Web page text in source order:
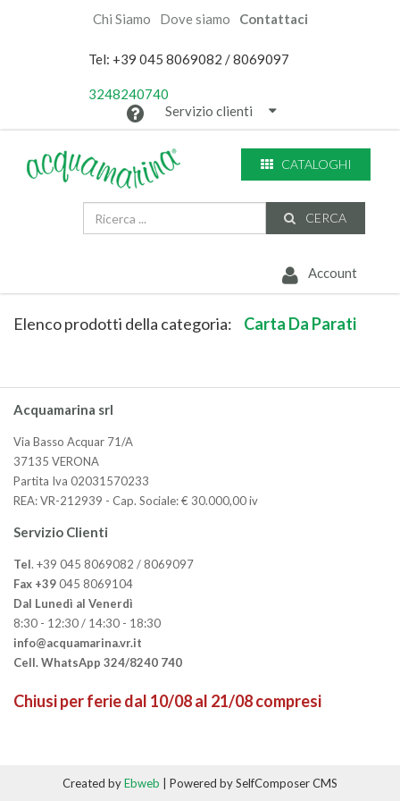
Chi Siamo Dove siamo Contattaci
Tel: +39 045 8069082 / 8069097
3248240740
Servizio clienti
CATALOGHI
CERCA
Account
Elenco prodotti della categoria: Carta Da Parati
Acquamarina srl
Via Basso Acquar 71/A
37135 VERONA
Partita Iva 02031570233
REA: VR-212939 - Cap. Sociale: € 30.000,00 iv
Servizio Clienti
Tel. +39 045 8069082 / 8069097
Fax +39045 8069104
Dal Lunedì al Venerdì
8:30 - 12:30 / 14:30 - 18:30
info@acquamarina.vr.it
Cell. WhatsApp 324/8240 740
Chiusi per ferie dal 10/08 al 21/08 compresi
Created byEbweb | Powered by SelfComposer CMS